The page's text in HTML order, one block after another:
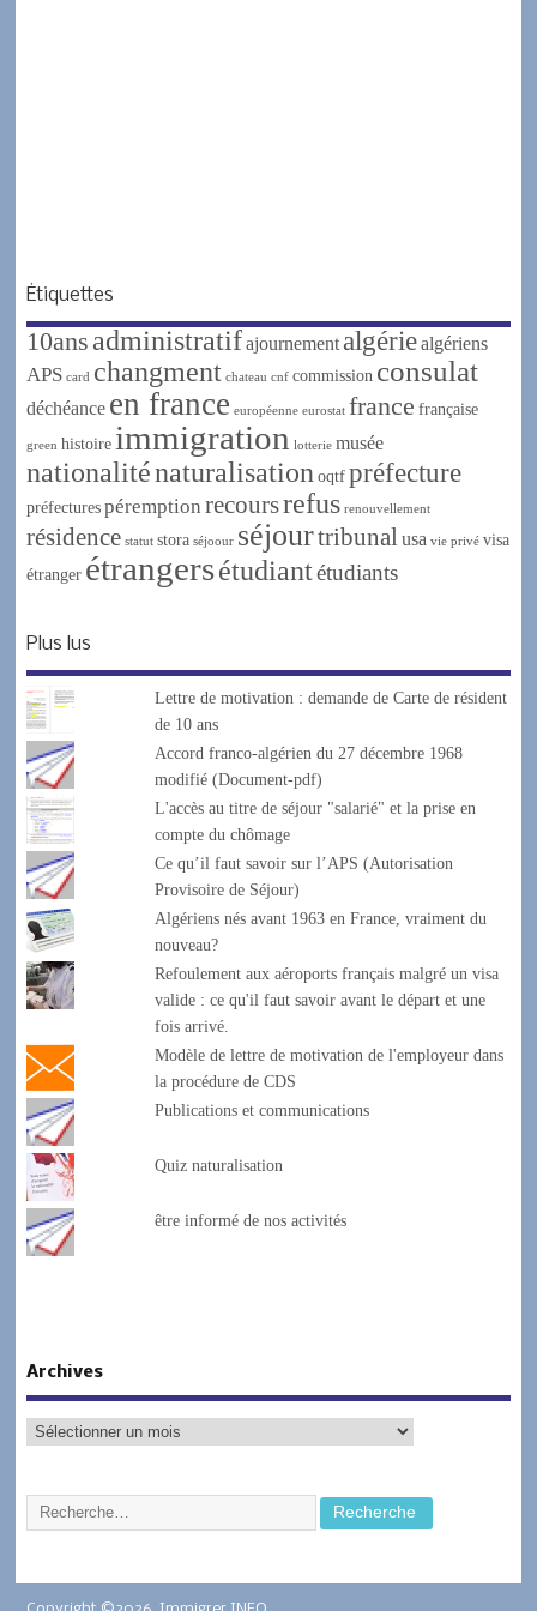
Étiquettes
10ans administratifajournement algériealgériens
APS card changment chateau cnf commission consulat
déchéance en france européenne eurostat france française
green histoire immigration lotterie musée
nationaliténaturalisation oqtf préfecture
préfectures péremption recoursrefus renouvellement
résidence statut stora séjoour séjourtribunal usa vie privé visa
étranger étrangersétudiantétudiants
Plus lus
Lettre de motivation : demande de Carte de résident
de 10 ans
Accord franco-algérien du 27 décembre 1968
modifié (Document-pdf)
L'accès au titre de séjour "salarié" et la prise en
compte du chômage
Ce qu’il faut savoir sur l’APS (Autorisation
Provisoire de Séjour)
Algériens nés avant 1963 en France, vraiment du
nouveau?
Refoulement aux aéroports français malgré un visa
valide : ce qu'il faut savoir avant le départ et une
fois arrivé.
Modèle de lettre de motivation de l'employeur dans
la procédure de CDS
Publications et communications
Quiz naturalisation
être informé de nos activités
Archives